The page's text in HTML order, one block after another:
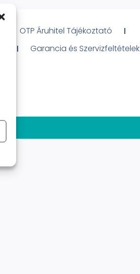
OTP Áruhitel Tájékoztató
Garancia és Szervizfeltételek